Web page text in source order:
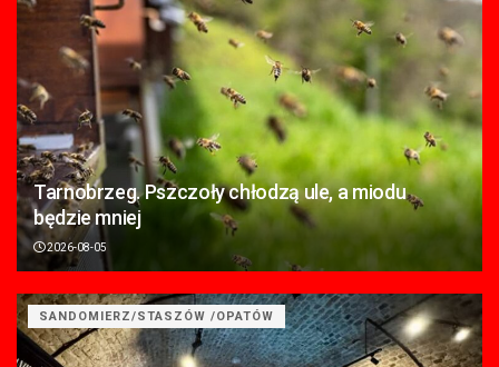
Tarnobrzeg. Pszczoły chłodzą ule, a miodu
będzie mniej
2026-08-05
SANDOMIERZ/STASZÓW /OPATÓW